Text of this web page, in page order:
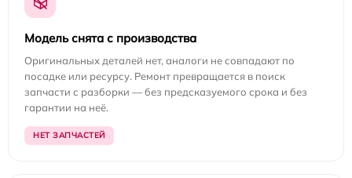
Модель снята с производства
Оригинальных деталей нет, аналоги не совпадают по
посадке или ресурсу. Ремонт превращается в поиск
запчасти с разборки — без предсказуемого срока и без
гарантии на неё.
НЕТ ЗАПЧАСТЕЙ